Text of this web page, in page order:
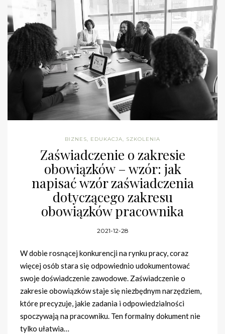
BIZNES, EDUKACJA, SZKOLENIA
Zaświadczenie o zakresie
obowiązków – wzór: jak
napisać wzór zaświadczenia
dotyczącego zakresu
obowiązków pracownika
2021-12-28
W dobie rosnącej konkurencji na rynku pracy, coraz
więcej osób stara się odpowiednio udokumentować
swoje doświadczenie zawodowe. Zaświadczenie o
zakresie obowiązków staje się niezbędnym narzędziem,
które precyzuje, jakie zadania i odpowiedzialności
spoczywają na pracowniku. Ten formalny dokument nie
tylko ułatwia…